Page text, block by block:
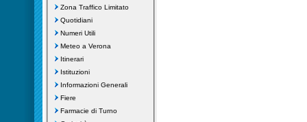
Zona Traffico Limitato
Quotidiani
Numeri Utili
Meteo a Verona
Itinerari
Istituzioni
Informazioni Generali
Fiere
Farmacie di Turno